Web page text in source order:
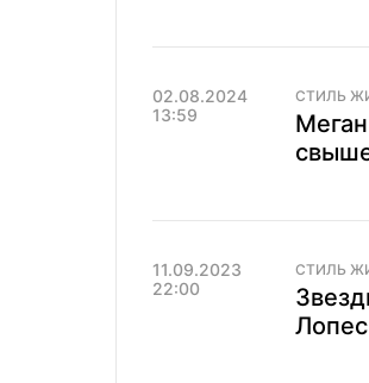
02.08.2024
13:59
СТИЛЬ
11.09.2023
22:00
СТИЛЬ